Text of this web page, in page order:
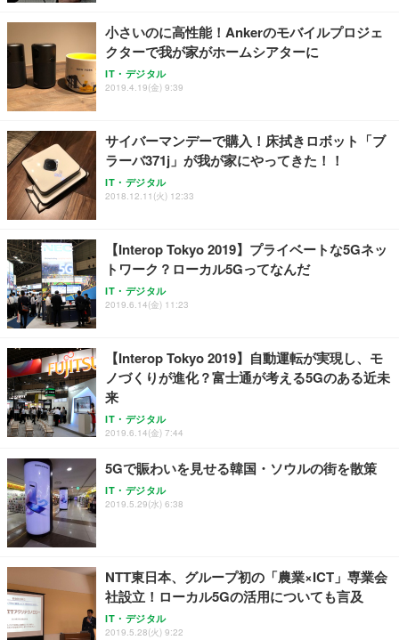
ョン PCチェア 通気性メッシュ ゲーミング/勉強/事
務用 おしゃれ パソコンチェア (ブラック)
Sezlife オフィスチェア デスクチェア 疲れない テレ
ワーク チェア 強化バックレスト 30度ロッキング機
能 人間工学 椅子 腰サポート 90度跳ね上げ式アーム
務用 おしゃれ パソコンチェア (ホワイト)
ANDWINT オフィスチェア デスクチェア 肘なし メ
ッシュ 通気性 ランバーサポート付き 腰サポート ガ
ス圧無段階昇降 360度回転 キャスター付き コンパク
【整備済み品】Dell E2724HS 27インチ 液晶モニタ
ー フルHD（1920×1080）VA 非光沢 HDMI/DisplayP
ort/VGA スピーカー内蔵 高さ調整 スイベル VESA対
【MiniLED/24.5inch/280Hz/FHD】GRAPHT THE S
HOOTER Gaming Monitor 24” Essential ゲーミン
グモニター QD 24.5インチ 1ms FHD 量子ドット 残
Smart Basic(スマートベーシック) 【Amazon.co.jp
限定】 Smart Basic アイリスオーヤマ ペットシーツ
超厚型 お徳用 ワイド 100枚入 (x 1) (ケース販売)
アイリスオーヤマ ペットシーツ 超厚型 お徳用 レギ
ュラー 200枚入【Amazon.co.jp限定】
小さいのに高性能！Ankerのモバイルプロジェ
クターで我が家がホームシアターに
IT・デジタル
2019.4.19(金) 9:39
サイバーマンデーで購入！床拭きロボット「ブ
ラーバ371j」が我が家にやってきた！！
IT・デジタル
2018.12.11(火) 12:33
【Interop Tokyo 2019】プライベートな5Gネッ
トワーク？ローカル5Gってなんだ
IT・デジタル
2019.6.14(金) 11:23
【Interop Tokyo 2019】自動運転が実現し、モ
ノづくりが進化？富士通が考える5Gのある近未
来
IT・デジタル
2019.6.14(金) 7:44
5Gで賑わいを見せる韓国・ソウルの街を散策
IT・デジタル
2019.5.29(水) 6:38
NTT東日本、グループ初の「農業×ICT」専業会
社設立！ローカル5Gの活用についても言及
IT・デジタル
2019.5.28(火) 9:22